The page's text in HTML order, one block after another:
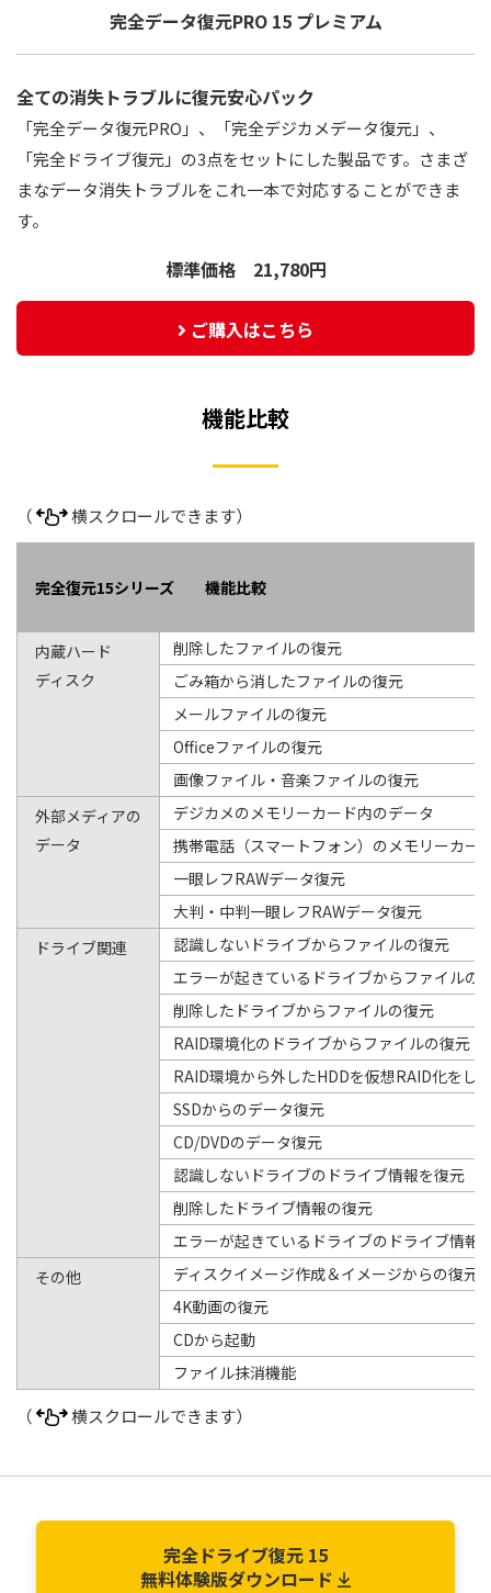
完全データ復元PRO 15 プレミアム
全ての消失トラブルに復元安心パック
「完全データ復元PRO」、「完全デジカメデータ復元」、
「完全ドライブ復元」の3点をセットにした製品です。さまざ
まなデータ消失トラブルをこれ一本で対応することができま
す。
標準価格 21,780円
ご購入はこちら
機能比較
（ 横スクロールできます）
完全復元15シリーズ 機能比較
内蔵ハード
ディスク
削除したファイルの復元
ごみ箱から消したファイルの復元
メールファイルの復元
Officeファイルの復元
画像ファイル・音楽ファイルの復元
外部メディアの
データ
デジカメのメモリーカード内のデータ
携帯電話（スマートフォン）のメモリーカー
一眼レフRAWデータ復元
大判・中判一眼レフRAWデータ復元
ドライブ関連
認識しないドライブからファイルの復元
エラーが起きているドライブからファイルの
削除したドライブからファイルの復元
RAID環境化のドライブからファイルの復元
RAID環境から外したHDDを仮想RAID化をし
SSDからのデータ復元
CD/DVDのデータ復元
認識しないドライブのドライブ情報を復元
削除したドライブ情報の復元
エラーが起きているドライブのドライブ情報
その他
ディスクイメージ作成＆イメージからの復元
4K動画の復元
CDから起動
ファイル抹消機能
（ 横スクロールできます）
完全ドライブ復元 15
無料体験版ダウンロード